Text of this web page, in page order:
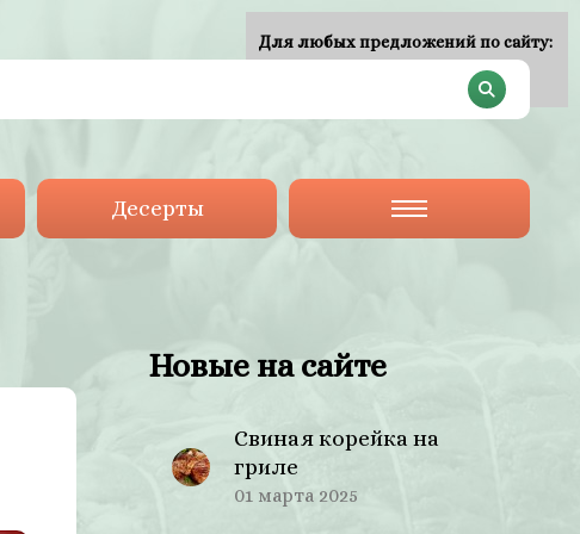
Десерты
Новые на сайте
Свиная корейка на
гриле
01 марта 2025
Для любых предложений по сайту: